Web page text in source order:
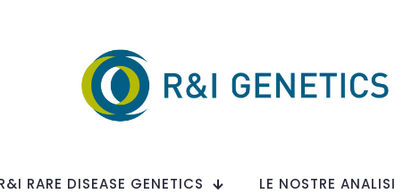
RARE DISEASE GENETICS LE NOSTRE ANALISI